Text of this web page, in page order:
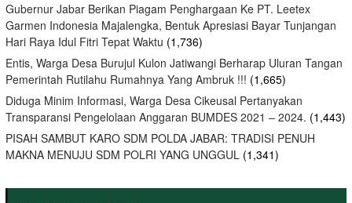
Gubernur Jabar Berikan Piagam Penghargaan Ke PT. Leetex
Garmen Indonesia Majalengka, Bentuk Apresiasi Bayar Tunjangan
Hari Raya Idul Fitri Tepat Waktu (1,736)
Entis, Warga Desa Burujul Kulon Jatiwangi Berharap Uluran Tangan
Pemerintah Rutilahu Rumahnya Yang Ambruk !!! (1,665)
Diduga Minim Informasi, Warga Desa Cikeusal Pertanyakan
Transparansi Pengelolaan Anggaran BUMDES 2021 – 2024. (1,443)
PISAH SAMBUT KARO SDM POLDA JABAR: TRADISI PENUH
MAKNA MENUJU SDM POLRI YANG UNGGUL (1,341)